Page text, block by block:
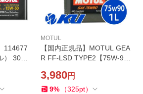
114677
300
ルコ
規品]
MOTUL
【国内正規品】MOTUL GEA
R FF-LSD TYPE2【75W-90
LSD対応 100%化学合成 モチ
ュール
3,980円
9% （325pt）